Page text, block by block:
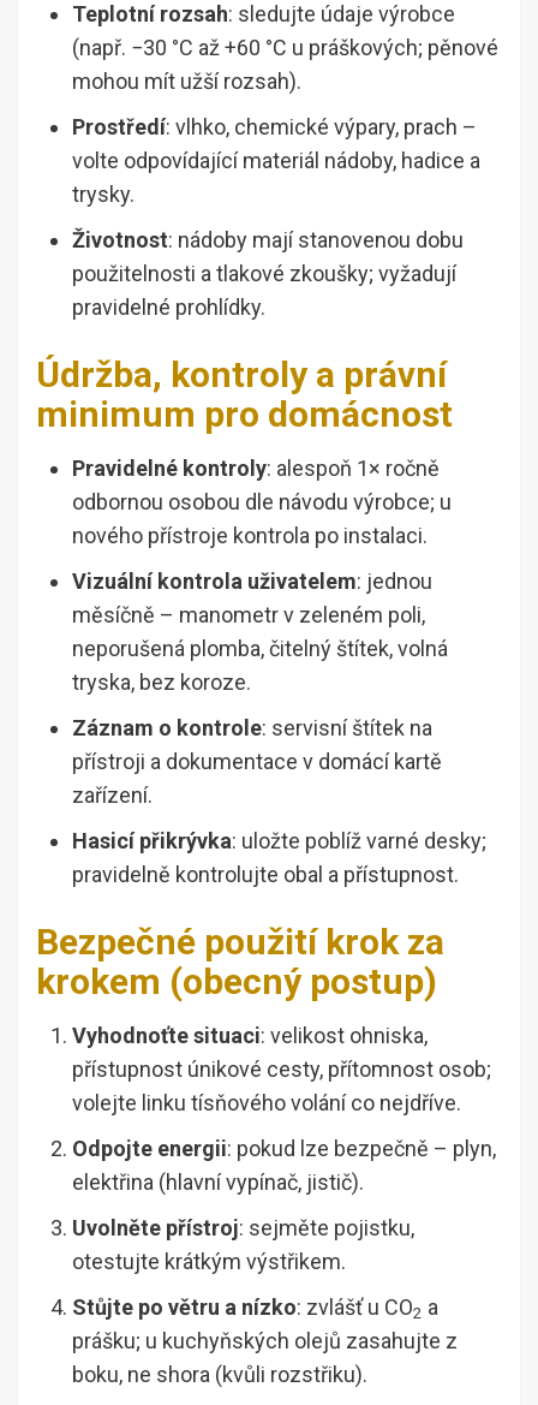
Teplotní rozsah: sledujte údaje výrobce
(např. −30 °C až +60 °C u práškových; pěnové
mohou mít užší rozsah).
Prostředí: vlhko, chemické výpary, prach –
volte odpovídající materiál nádoby, hadice a
trysky.
Životnost: nádoby mají stanovenou dobu
použitelnosti a tlakové zkoušky; vyžadují
pravidelné prohlídky.
Údržba, kontroly a právní
minimum pro domácnost
Pravidelné kontroly: alespoň 1× ročně
odbornou osobou dle návodu výrobce; u
nového přístroje kontrola po instalaci.
Vizuální kontrola uživatelem: jednou
měsíčně – manometr v zeleném poli,
neporušená plomba, čitelný štítek, volná
tryska, bez koroze.
Záznam o kontrole: servisní štítek na
přístroji a dokumentace v domácí kartě
zařízení.
Hasicí přikrývka: uložte poblíž varné desky;
pravidelně kontrolujte obal a přístupnost.
Bezpečné použití krok za
krokem (obecný postup)
Vyhodnoťte situaci: velikost ohniska,
přístupnost únikové cesty, přítomnost osob;
volejte linku tísňového volání co nejdříve.
Odpojte energii: pokud lze bezpečně – plyn,
elektřina (hlavní vypínač, jistič).
Uvolněte přístroj: sejměte pojistku,
otestujte krátkým výstřikem.
Stůjte po větru a nízko: zvlášť u CO2 a
prášku; u kuchyňských olejů zasahujte z
boku, ne shora (kvůli rozstřiku).